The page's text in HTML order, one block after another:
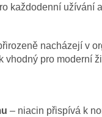
každodenní užívání
nacházejí v
pro moderní
– niacin přispívá k